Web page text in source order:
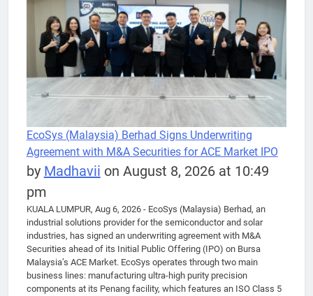
EcoSys (Malaysia) Berhad Signs Underwriting
Agreement with M&A Securities for ACE Market IPO
by Madhavii on August 8, 2026 at 10:49
pm
KUALA LUMPUR, Aug 6, 2026 - EcoSys (Malaysia) Berhad, an
industrial solutions provider for the semiconductor and solar
industries, has signed an underwriting agreement with M&A
Securities ahead of its Initial Public Offering (IPO) on Bursa
Malaysia’s ACE Market. EcoSys operates through two main
business lines: manufacturing ultra-high purity precision
components at its Penang facility, which features an ISO Class 5